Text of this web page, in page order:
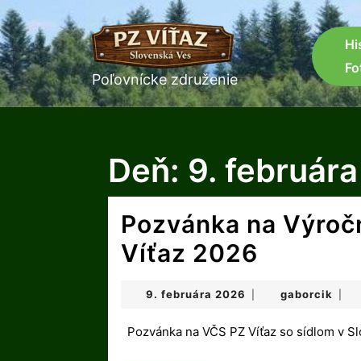
Skip
to
content
Poľovnícke združenie
Deň: 9.
Pozvánka na
Víťaz 2026
Výročnú
členskú
9. februára 2026 9.
2026
gaborcik
Pozvánka na VČS PZ Víťaz so sídlom v